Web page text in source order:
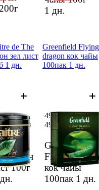
1 дн.
de The
зел лист
1 дн.
de
100г
Greenfield Flying
dragon кок чайы
100пак 1 дн.
Greenfield
Flying
кок чайы
100пак 1 дн.
497 сом
497 сом